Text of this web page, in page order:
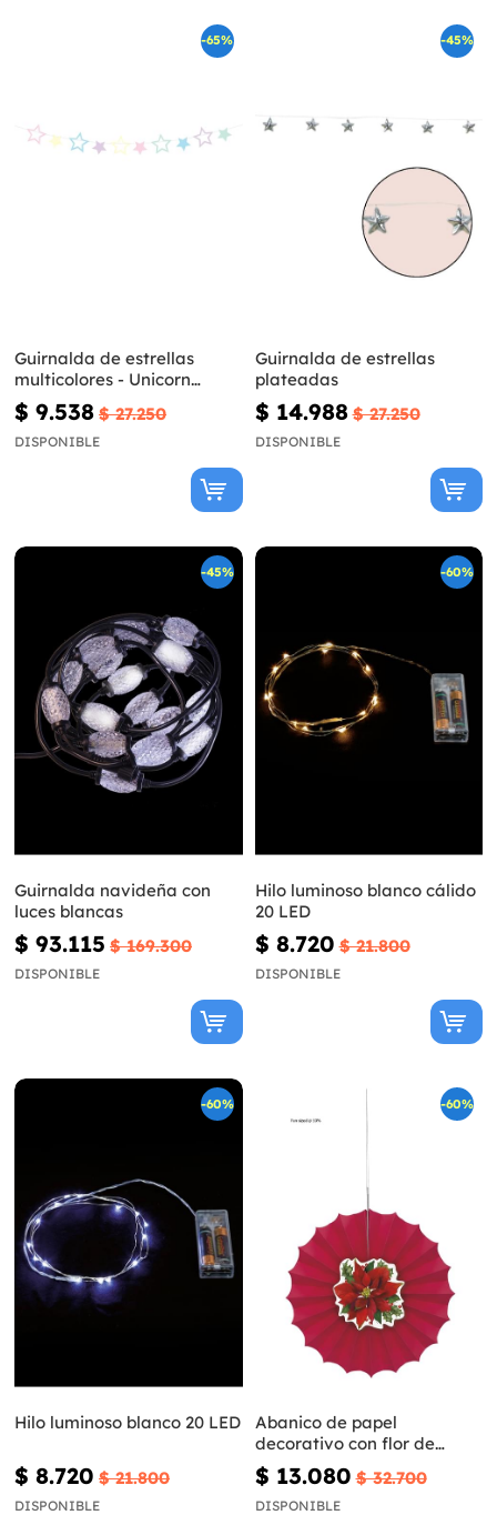
-65%
Guirnalda de estrellas
multicolores - Unicorn
Collection
$ 9.538 $ 27.250
DISPONIBLE
-45%
Guirnalda de estrellas
plateadas
$ 14.988 $ 27.250
DISPONIBLE
-45%
Guirnalda navideña con
luces blancas
$ 93.115 $ 169.300
DISPONIBLE
-60%
Hilo luminoso blanco cálido
20 LED
$ 8.720 $ 21.800
DISPONIBLE
-60%
Hilo luminoso blanco 20 LED
$ 8.720 $ 21.800
DISPONIBLE
-60%
Abanico de papel
decorativo con flor de
pascua elegante - Holly
Poinsettia
$ 13.080 $ 32.700
DISPONIBLE